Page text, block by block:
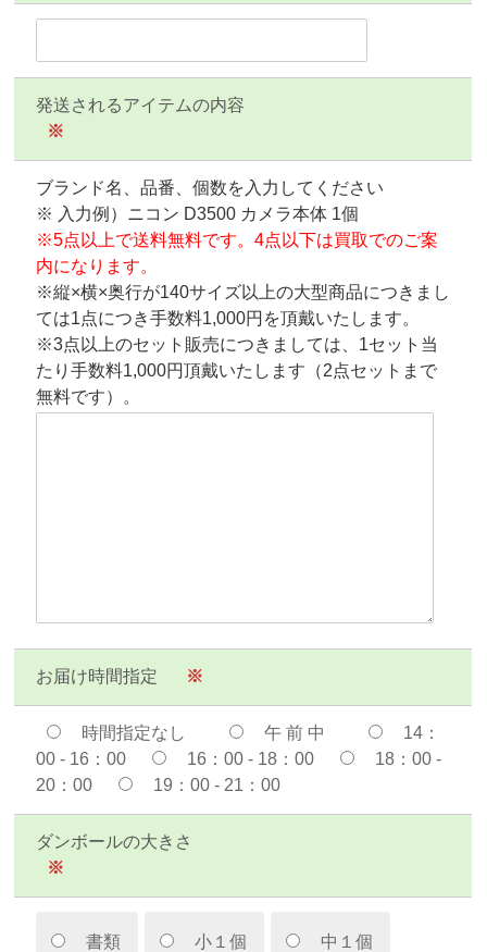
発送されるアイテムの内容
※
ブランド名、品番、個数を入力してください
※ 入力例）ニコン D3500 カメラ本体 1個
※5点以上で送料無料です。4点以下は買取でのご案
内になります。
※縦×横×奥行が140サイズ以上の大型商品につきまし
ては1点につき手数料1,000円を頂戴いたします。
※3点以上のセット販売につきましては、1セット当
たり手数料1,000円頂戴いたします（2点セットまで
無料です）。
お届け時間指定 ※
時間指定なし 午 前 中
14：
00 - 16：00
16：00 - 18：00
18：00 -
20：00
19：00 - 21：00
ダンボールの大きさ
※
書類 小１個 中１個